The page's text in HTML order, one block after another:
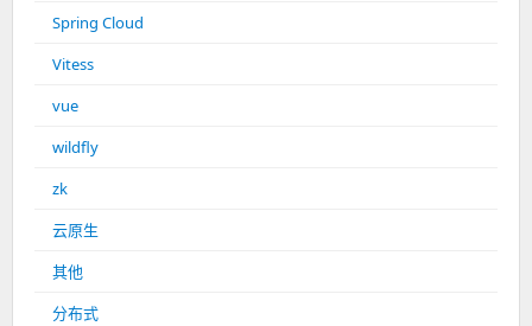
Spring Cloud
Vitess
vue
wildfly
zk
云原生
其他
分布式